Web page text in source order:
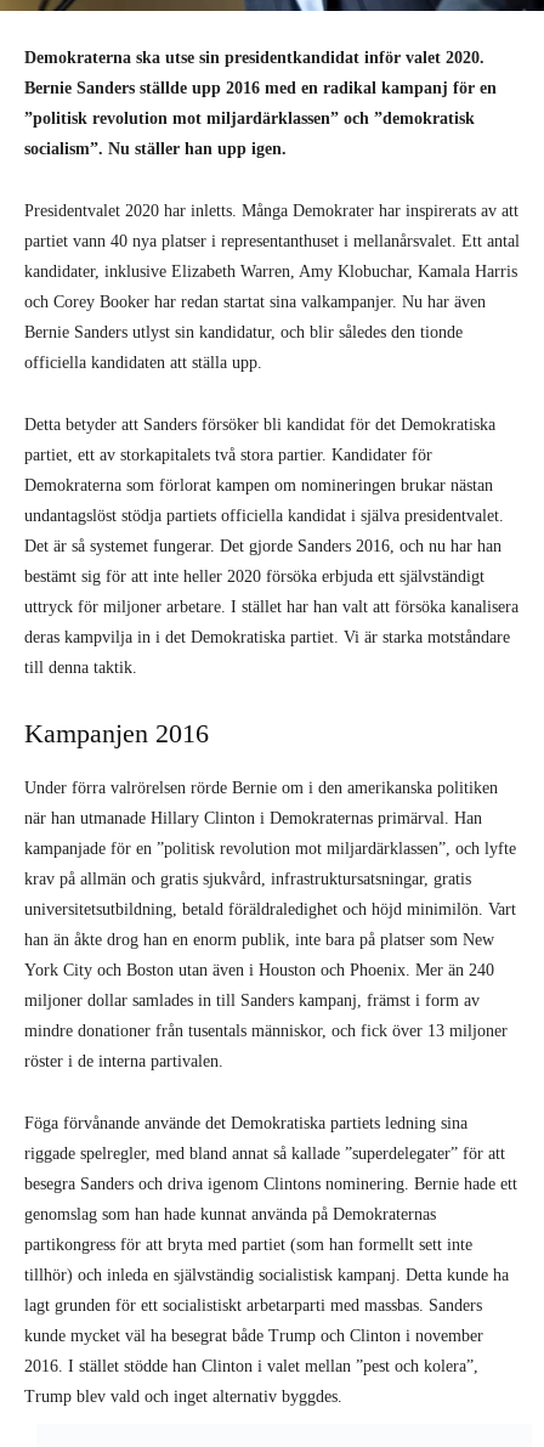
Demokraterna ska utse sin presidentkandidat inför valet 2020.
Bernie Sanders ställde upp 2016 med en radikal kampanj för en
”politisk revolution mot miljardärklassen” och ”demokratisk
socialism”. Nu ställer han upp igen.
Presidentvalet 2020 har inletts. Många Demokrater har inspirerats av att
partiet vann 40 nya platser i representanthuset i mellanårsvalet. Ett antal
kandidater, inklusive Elizabeth Warren, Amy Klobuchar, Kamala Harris
och Corey Booker har redan startat sina valkampanjer. Nu har även
Bernie Sanders utlyst sin kandidatur, och blir således den tionde
officiella kandidaten att ställa upp.
Detta betyder att Sanders försöker bli kandidat för det Demokratiska
partiet, ett av storkapitalets två stora partier. Kandidater för
Demokraterna som förlorat kampen om nomineringen brukar nästan
undantagslöst stödja partiets officiella kandidat i själva presidentvalet.
Det är så systemet fungerar. Det gjorde Sanders 2016, och nu har han
bestämt sig för att inte heller 2020 försöka erbjuda ett självständigt
uttryck för miljoner arbetare. I stället har han valt att försöka kanalisera
deras kampvilja in i det Demokratiska partiet. Vi är starka motståndare
till denna taktik.
Kampanjen 2016
Under förra valrörelsen rörde Bernie om i den amerikanska politiken
när han utmanade Hillary Clinton i Demokraternas primärval. Han
kampanjade för en ”politisk revolution mot miljardärklassen”, och lyfte
krav på allmän och gratis sjukvård, infrastruktursatsningar, gratis
universitetsutbildning, betald föräldraledighet och höjd minimilön. Vart
han än åkte drog han en enorm publik, inte bara på platser som New
York City och Boston utan även i Houston och Phoenix. Mer än 240
miljoner dollar samlades in till Sanders kampanj, främst i form av
mindre donationer från tusentals människor, och fick över 13 miljoner
röster i de interna partivalen.
Föga förvånande använde det Demokratiska partiets ledning sina
riggade spelregler, med bland annat så kallade ”superdelegater” för att
besegra Sanders och driva igenom Clintons nominering. Bernie hade ett
genomslag som han hade kunnat använda på Demokraternas
partikongress för att bryta med partiet (som han formellt sett inte
tillhör) och inleda en självständig socialistisk kampanj. Detta kunde ha
lagt grunden för ett socialistiskt arbetarparti med massbas. Sanders
kunde mycket väl ha besegrat både Trump och Clinton i november
2016. I stället stödde han Clinton i valet mellan ”pest och kolera”,
Trump blev vald och inget alternativ byggdes.